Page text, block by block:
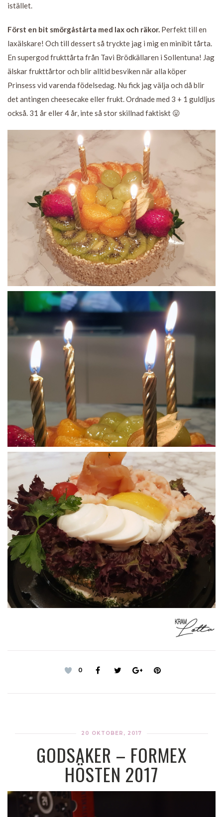
istället.
Först en bit smörgåstårta med lax och räkor. Perfekt till en
laxälskare! Och till dessert så tryckte jag i mig en minibit tårta.
En supergod frukttårta från Tavi Brödkällaren i Sollentuna! Jag
älskar frukttårtor och blir alltid besviken när alla köper
Prinsess vid varenda födelsedag. Nu fick jag välja och då blir
det antingen cheesecake eller frukt. Ordnade med 3 + 1 guldljus
också. 31 år eller 4 år, inte så stor skillnad faktiskt 😛
0
20 OKTOBER, 2017
GODSAKER – FORMEX
HÖSTEN 2017